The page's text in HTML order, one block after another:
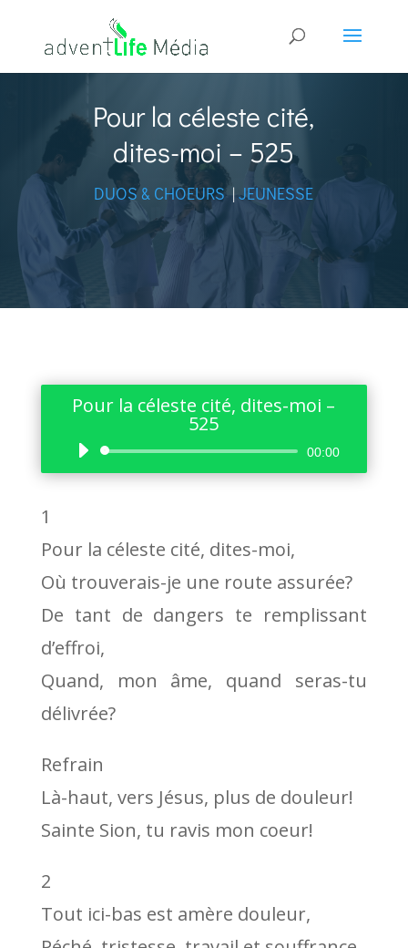
Pour la céleste cité,
dites-moi – 525
DUOS & CHOEURS|JEUNESSE
Pour la céleste cité, dites-moi –
525
Lecteur
audio
00:00
1
Pour la céleste cité, dites-moi,
Où trouverais-je une route assurée?
De tant de dangers te remplissant
d’effroi,
Quand, mon âme, quand seras-tu
délivrée?
Refrain
Là-haut, vers Jésus, plus de douleur!
Sainte Sion, tu ravis mon coeur!
2
Tout ici-bas est amère douleur,